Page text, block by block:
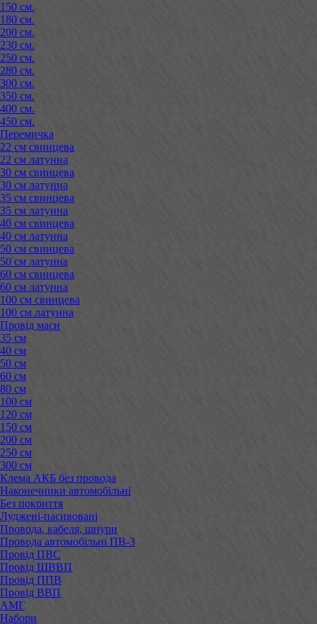
150 см.
180 см.
200 см.
230 см.
250 см.
280 см.
300 см.
350 см.
400 см.
450 см.
Перемичка
22 см свинцева
22 см латунна
30 см свинцева
30 см латунна
35 см свинцева
35 см латунна
40 см свинцева
40 см латунна
50 см свинцева
50 см латунна
60 см свинцева
60 см латунна
100 см свинцева
100 см латунна
Провід маси
35 см
40 см
50 см
60 см
80 см
100 см
120 см
150 см
200 см
250 см
300 см
Клема АКБ без провода
Наконечники автомобільні
Без покриття
Луджені-пасивовані
Провода, кабеля, шнури
Провода автомобільні ПВ-3
Провід ПВС
Провід ШВВП
Провід ППВ
Провід ВВП
АМГ
Набори